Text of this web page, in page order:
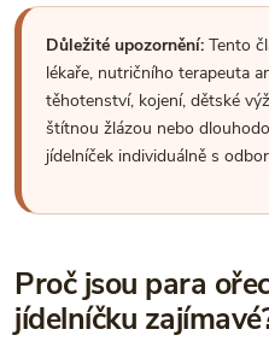
Důležité upozornění: Tento
lékaře, nutričního terapeuta
těhotenství, kojení, dětské
štítnou žlázou nebo
jídelníček individuálně s
Proč jsou para
jídelníčku